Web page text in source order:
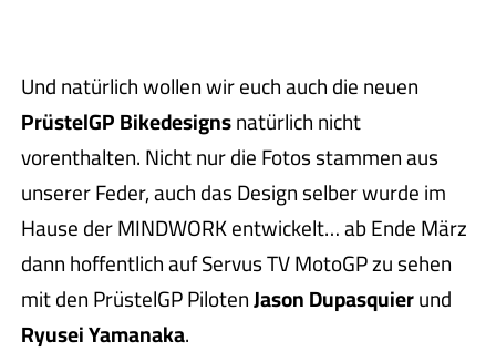
Und natürlich wollen wir euch auch die neuen
PrüstelGP Bikedesignsnatürlich nicht
vorenthalten. Nicht nur die Fotos stammen aus
unserer Feder, auch das Design selber wurde im
Hause der MINDWORK entwickelt… ab Ende März
dann hoffentlich auf Servus TV MotoGP zu sehen
mit den PrüstelGP PilotenJason Dupasquierund
Ryusei Yamanaka.